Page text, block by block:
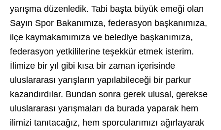
yarışma düzenledik. Tabi başta büyük emeği olan
Sayın Spor Bakanımıza, federasyon başkanımıza,
ilçe kaymakamımıza ve belediye başkanımıza,
federasyon yetkililerine teşekkür etmek isterim.
İlimize bir yıl gibi kısa bir zaman içerisinde
uluslararası yarışların yapılabileceği bir parkur
kazandırdılar. Bundan sonra gerek ulusal, gerekse
uluslararası yarışmaları da burada yaparak hem
ilimizi tanıtacağız, hem sporcularımızı ağırlayarak